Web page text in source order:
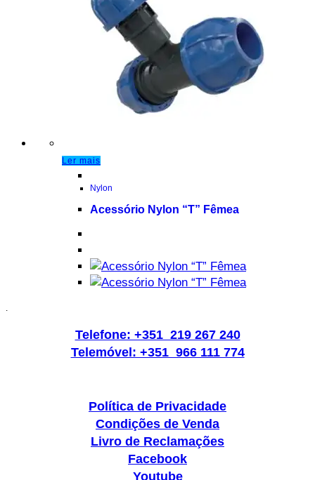
Ler mais
Nylon
Acessório Nylon “T” Fêmea
.
Telefone: +351 219 267 240
Telemóvel: +351 966 111 774
Política de Privacidade
Condições de Venda
Livro de Reclamações
Facebook
Youtube